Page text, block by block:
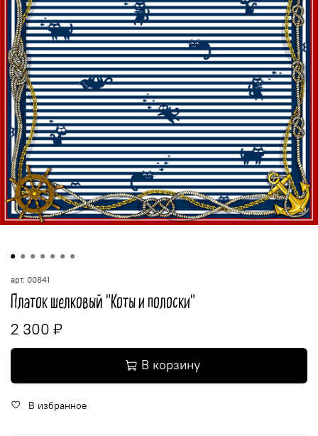
арт. 00841
Платок шелковый "Коты и полоски"
2 300 ₽
В корзину
В избранное